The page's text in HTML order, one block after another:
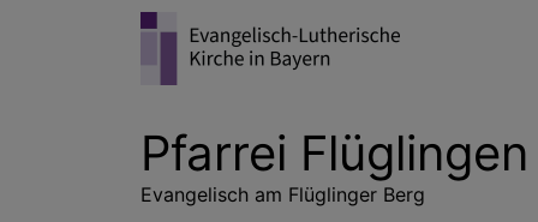
Pfarrei Flüglingen
Evangelisch am Flüglinger Berg